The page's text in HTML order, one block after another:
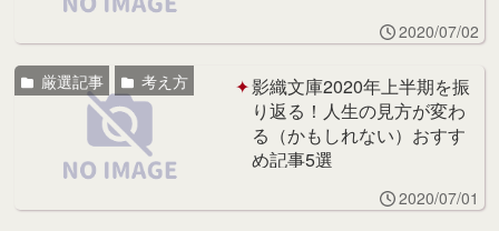
2020/07/02
影織文庫2020年上半期を振
り返る！人生の見方が変わ
る（かもしれない）おすす
め記事5選
厳選記事 考え方
2020/07/01